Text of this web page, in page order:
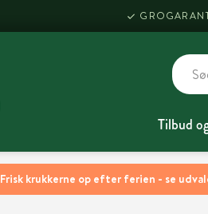
Frisk krukkerne op efter ferien - se
Tilbud